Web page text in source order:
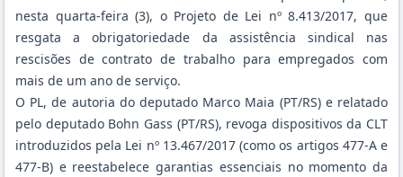
nesta quarta-feira (3), o Projeto de Lei nº 8.413/2017, que
resgata a obrigatoriedade da assistência sindical nas
rescisões de contrato de trabalho para empregados com
mais de um ano de serviço.
O PL, de autoria do deputado Marco Maia (PT/RS) e relatado
pelo deputado Bohn Gass (PT/RS), revoga dispositivos da CLT
introduzidos pela Lei nº 13.467/2017 (como os artigos 477-A e
477-B) e reestabelece garantias essenciais no momento da